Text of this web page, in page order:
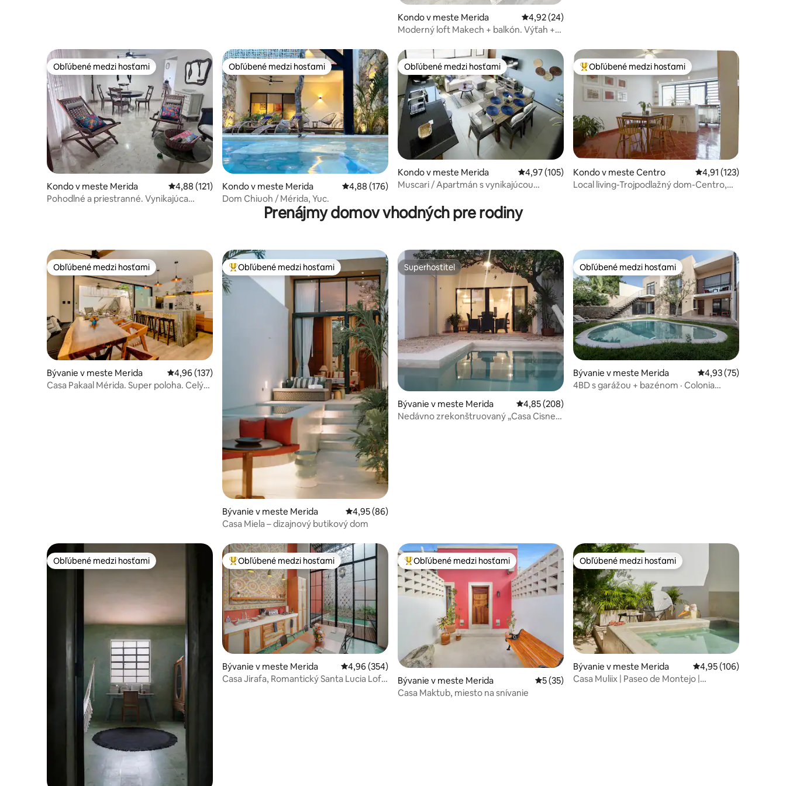
Kondo v meste Merida Priemerné ohodnotenie 4,92 z 5, počet hodnotení: 24
4,92 (24)
Moderný loft Makech + balkón. Výťah +
Obľúbené medzi hosťami
Obľúbené medzi hosťami
Kondo v meste Merida Priemerné ohodnotenie 4,88 z 5, počet hodnotení: 121
4,88 (121)
Pohodlné a priestranné. Vynikajúca
Obľúbené medzi hosťami
Obľúbené medzi hosťami
Kondo v meste Merida Priemerné ohodnotenie 4,88 z 5, počet hodnotení: 176
4,88 (176)
Dom Chiuoh / Mérida, Yuc.
Obľúbené medzi hosťami
Obľúbené medzi hosťami
Kondo v meste Merida Priemerné ohodnotenie 4,97 z 5, počet hodnotení: 105
4,97 (105)
Muscari / Apartmán s vynikajúcou
Najobľúbenejšie medzi hosťami
Obľúbené medzi hosťami
Kondo v meste Centro Priemerné
4,91 (123)
Local living-Trojpodlažný dom-Centro,
Prenájmy domov vhodných pre rodiny
Obľúbené medzi hosťami
Obľúbené medzi hosťami
Bývanie v meste Merida Priemerné ohodnotenie 4,96 z 5, počet hodnotení: 137
4,96 (137)
Casa Pakaal Mérida. Super poloha. Celý
Najobľúbenejšie medzi hosťami
Obľúbené medzi hosťami
Bývanie v meste Merida Priemerné ohodnotenie 4,95 z 5, počet hodnotení: 86
4,95 (86)
Casa Miela – dizajnový butikový dom
Superhostiteľ
Superhostiteľ
Bývanie v meste Merida Priemerné ohodnotenie 4,85 z 5, počet hodnotení: 208
4,85 (208)
Nedávno zrekonštruovaný „Casa Cisne“
Obľúbené medzi hosťami
Obľúbené medzi hosťami
Bývanie v meste Merida Priemerné
4,93 (75)
4BD s garážou + bazénom · Colonia
Obľúbené medzi hosťami
Obľúbené medzi hosťami Najobľúbenejšie medzi hosťami
Obľúbené medzi hosťami
Bývanie v meste Merida Priemerné ohodnotenie 4,96 z 5, počet hodnotení: 354
4,96 (354)
Casa Jirafa, Romantický Santa Lucia Loft
Najobľúbenejšie medzi hosťami
Obľúbené medzi hosťami
Bývanie v meste Merida Priemerné ohodnotenie 5 z 5, počet hodnotení: 35
5 (35)
Casa Maktub, miesto na snívanie
Obľúbené medzi hosťami
Obľúbené medzi hosťami
Bývanie v meste Merida Priemerné
4,95 (106)
Casa Muliix | Paseo de Montejo |